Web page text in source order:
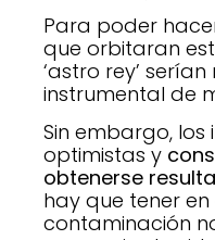
Para poder
que orbitaran
‘astro rey’
instrumental de
Sin embargo, los
optimistas y
obtenerse
hay que tener
contaminación